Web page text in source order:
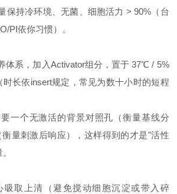
保持冷环境、无菌、细胞活力 > 90%（台
PI依你习惯）。
体系，加入Activator组分，置于 37℃ / 5%
时长依insert规定，常见为数十小时的短程
一个无激活的背景对照孔（衡量基线分
量刺激后响应），这样得到的才是"活性
吸取上清（避免搅动细胞沉淀或带入碎